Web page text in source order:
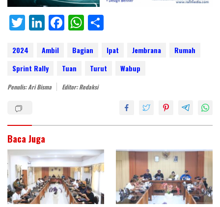
T
itt
er
Li
k
e
dI
F
e
b
o
W
at
s
A
ar
e
2024 Ambil Bagian Ipat Jembrana
Rumah
Sprint Rally
Tuan Turut Wabup
Penulis: Ari Bisma Editor: Redaksi
Baca Juga